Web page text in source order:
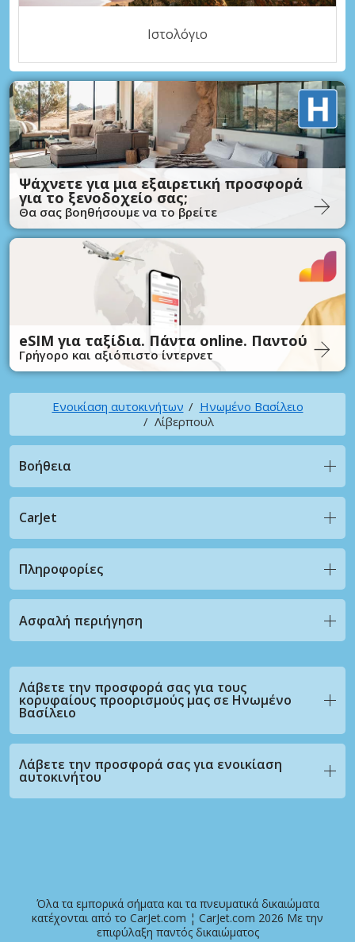
Ιστολόγιο
Ψάχνετε για μια εξαιρετική προσφορά
για το ξενοδοχείο σας;
Θα σας βοηθήσουμε να το βρείτε
eSIM για ταξίδια. Πάντα online. Παντού
Γρήγορο και αξιόπιστο ίντερνετ
Ενοικίαση αυτοκινήτων
Ηνωμένο Βασίλειο
Λίβερπουλ
Βοήθεια
CarJet
Πληροφορίες
Ασφαλή περιήγηση
Λάβετε την προσφορά σας για τους
κορυφαίους προορισμούς μας σε Ηνωμένο
Βασίλειο
Λάβετε την προσφορά σας για ενοικίαση
αυτοκινήτου
Όλα τα εμπορικά σήματα και τα πνευματικά δικαιώματα
κατέχονται από το CarJet.com ¦ CarJet.com 2026 Με την
επιφύλαξη παντός δικαιώματος